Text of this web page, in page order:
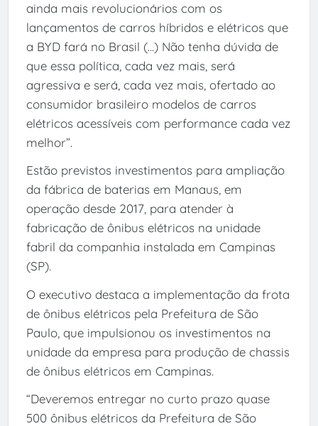
ainda mais revolucionários com os
lançamentos de carros híbridos e elétricos que
a BYD fará no Brasil (...) Não tenha dúvida de
que essa política, cada vez mais, será
agressiva e será, cada vez mais, ofertado ao
consumidor brasileiro modelos de carros
elétricos acessíveis com performance cada vez
melhor”.
Estão previstos investimentos para ampliação
da fábrica de baterias em Manaus, em
operação desde 2017, para atender à
fabricação de ônibus elétricos na unidade
fabril da companhia instalada em Campinas
(SP).
O executivo destaca a implementação da frota
de ônibus elétricos pela Prefeitura de São
Paulo, que impulsionou os investimentos na
unidade da empresa para produção de chassis
de ônibus elétricos em Campinas.
“Deveremos entregar no curto prazo quase
500 ônibus elétricos da Prefeitura de São